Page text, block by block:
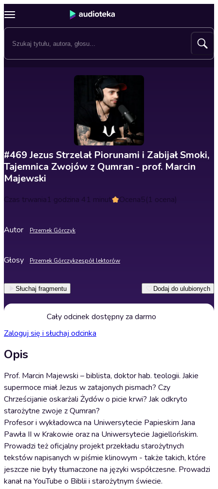
#469 Jezus Strzelał Piorunami i Zabijał Smoki,
Tajemnica Zwojów z Qumran - prof. Marcin
Majewski
Czas trwania1 godzina 41 minut Ocena5(1 ocena)
Autor Przemek Górczyk
Głosy Przemek Górczykzespół lektorów
Słuchaj fragmentu Dodaj do ulubionych
Cały odcinek dostępny za darmo
Zaloguj się i słuchaj odcinka
Opis
Prof. Marcin Majewski – biblista, doktor hab. teologii. Jakie
supermoce miał Jezus w zatajonych pismach? Czy
Chrześcijanie oskarżali Żydów o picie krwi? Jak odkryto
starożytne zwoje z Qumran?
Profesor i wykładowca na Uniwersytecie Papieskim Jana
Pawła II w Krakowie oraz na Uniwersytecie Jagiellońskim.
Prowadzi też oficjalny projekt przekładu starożytnych
tekstów napisanych w piśmie klinowym - także takich, które
jeszcze nie były tłumaczone na języki współczesne. Prowadzi
kanał na YouTube o Biblii i starożytnym świecie.